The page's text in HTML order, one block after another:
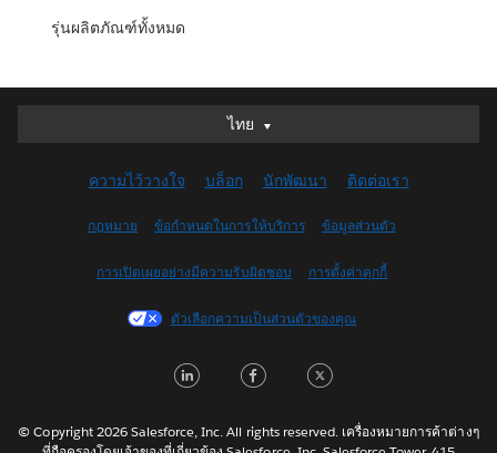
รุ่นผลิตภัณฑ์ทั้งหมด
ไทย
ไทย
English (UK)
English (US)
Français (Canada)
Français (France)
日本語
Nederlands
ความไว้วางใจ บล็อก นักพัฒนา ติดต่อเรา
กฎหมาย ข้อกำหนดในการให้บริการ ข้อมูลส่วนตัว
การเปิดเผยอย่างมีความรับผิดชอบ การตั้งค่าคุกกี้
ตัวเลือกความเป็นส่วนตัวของคุณ
LinkedInFacebook
© Copyright 2026 Salesforce, Inc. All rights reserved. เครื่องหมายการค้าต่างๆ